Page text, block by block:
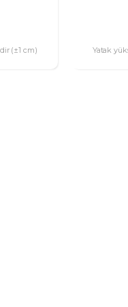
(±1 cm) Yatak